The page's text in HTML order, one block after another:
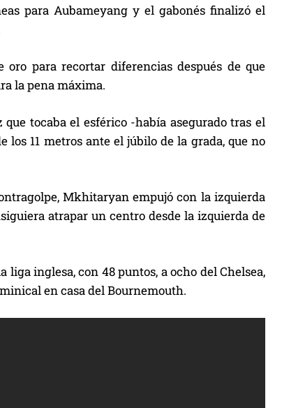
para Aubameyang y el gabonés finalizó el
oro para recortar diferencias después de que
la pena máxima.
que tocaba el esférico -había asegurado tras el
los 11 metros ante el júbilo de la grada, que no
Mkhitaryan empujó con la izquierda
atrapar un centro desde la izquierda de
inglesa, con 48 puntos, a ocho del Chelsea,
en casa del Bournemouth.